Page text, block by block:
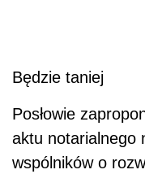
Będzie taniej
Posłowie
aktu notarialnego
wspólników o